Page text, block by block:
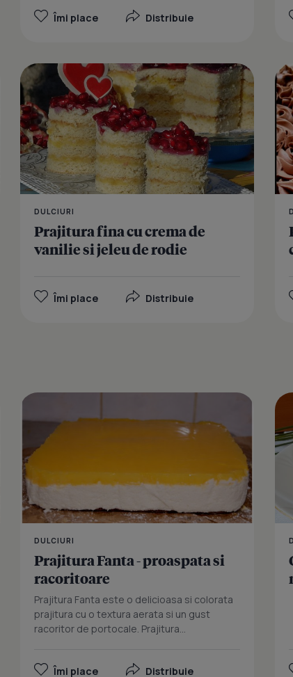
Îmi place Distribuie
Inima de
DULCIURI
Prajitura fina cu crema de
vanilie si jeleu de rodie
Îmi place Distribuie
Deliciu cu
DULCIURI
Prajitura Fanta - proaspata si
racoritoare
Prajitura Fanta este o delicioasa si colorata
prajitura cu o textura aerata si un gust
racoritor de portocale. Prajitura...
Îmi place Distribuie